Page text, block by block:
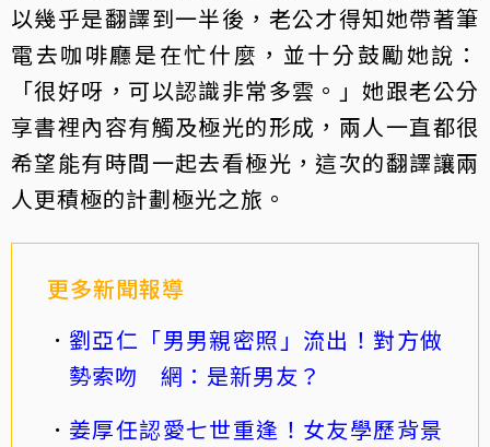
以幾乎是翻譯到一半後，老公才得知她帶著筆
電去咖啡廳是在忙什麼，並十分鼓勵她說：
「很好呀，可以認識非常多雲。」她跟老公分
享書裡內容有觸及極光的形成，兩人一直都很
希望能有時間一起去看極光，這次的翻譯讓兩
人更積極的計劃極光之旅。
更多新聞報導
劉亞仁「男男親密照」流出！對方做
勢索吻 網：是新男友？
姜厚任認愛七世重逢！女友學歷背景